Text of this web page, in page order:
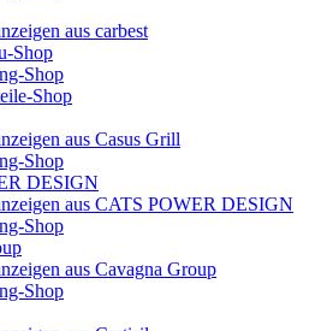
aus carbest
Shop
Shop
Shop
aus Casus Grill
Shop
DESIGN
aus CATS POWER DESIGN
Shop
aus Cavagna Group
Shop